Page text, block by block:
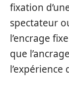
fixation
spectateur
l’encrage
que
l’expérience